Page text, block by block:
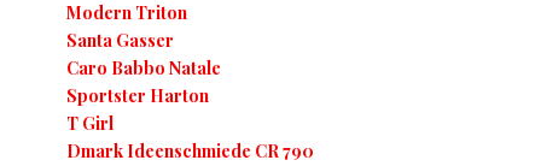
Modern Triton
Santa Gasser
Caro Babbo Natale
Sportster Harton
T Girl
Dmark Ideenschmiede CR 790